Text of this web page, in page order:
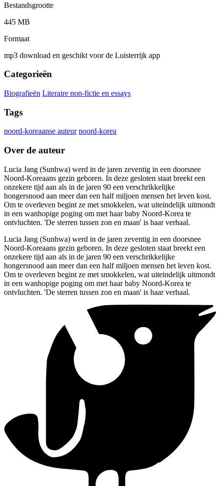
Bestandsgrootte
445 MB
Formaat
mp3 download en geschikt voor de Luisterrijk app
Categorieën
Biografieën Literaire non-fictie en essays
Tags
noord-koreaanse auteur noord-korea
Over de auteur
Lucia Jang (Sunhwa) werd in de jaren zeventig in een doorsnee
Noord-Koreaans gezin geboren. In deze gesloten staat breekt een
onzekere tijd aan als in de jaren 90 een verschrikkelijke
hongersnood aan meer dan een half miljoen mensen het leven kost.
Om te overleven begint ze met smokkelen, wat uiteindelijk uitmondt
in een wanhopige poging om met haar baby Noord-Korea te
ontvluchten. 'De sterren tussen zon en maan' is haar verhaal.
Lucia Jang (Sunhwa) werd in de jaren zeventig in een doorsnee
Noord-Koreaans gezin geboren. In deze gesloten staat breekt een
onzekere tijd aan als in de jaren 90 een verschrikkelijke
hongersnood aan meer dan een half miljoen mensen het leven kost.
Om te overleven begint ze met smokkelen, wat uiteindelijk uitmondt
in een wanhopige poging om met haar baby Noord-Korea te
ontvluchten. 'De sterren tussen zon en maan' is haar verhaal.